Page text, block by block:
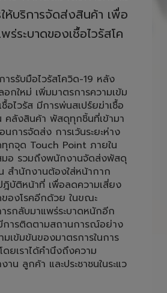
และปฏิบัติตามปฏิญญา
ร กำหนดมาตรการความ
บริการจัดส่งสินค้า เพื่อ
รรับมือไวรัสโควิด-19 หลัง
อกใหม่ เพิ่มมาตรการความเข้ม
อไวรัส มีการพ่นสเปร์ยฆ่าเชื้อ
คลังสินค้า พัสดุทุกชิ้นที่เข้ามา
นการจัดส่ง การเว้นระยะห่าง
ทุกจุด Touch Point ภายใน
มอ รวมถึงพนักงานจัดส่งพัสดุ
สำนักงานต้องใส่หน้ากาก
บัติหน้าที่ เพื่อลดความเสี่ยง
ของโรคอีกด้วย ในขณะ
รกลับมาแพร่ระบาดหนักอีก
การติดตามสถานการณ์อย่าง
มเข้มข้นของมาตรการในการ
ยเราได้คำนึงถึงความ